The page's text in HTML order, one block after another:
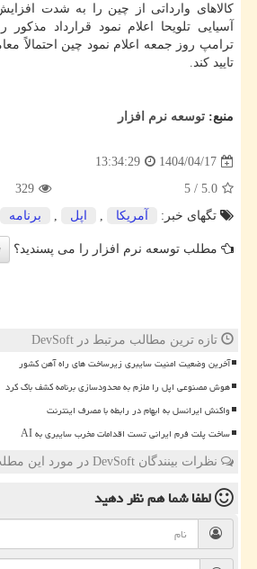
کالاهای وارداتی از چین را به شدت
آسیایی تلویحا اعلام نمود قرارداد مذکور
ترامپ روز جمعه اعلام نمود چین احتمالاً
تایید کند.
منبع: توسعه نرم افزار
1404/04/17
13:34:29
5.0
/
5
329
تگهای خبر:
آمریكا , اپل , برنامه
مطلب توسعه نرم افزار را می پسندید؟
تازه ترین مطالب مرتبط در DevSoft
آخرین وضعیت امنیت سایبری زیرساخت های راه آهن کشور
هوش مصنوعی اپل را ملزم به محدودسازی برنامه کشف باگ کرد
واکنش ایرانسل به ابهام در رابطه با مصرف اینترنت
ساخت پلت فرم ایرانی تست اقدامات مخرب سایبری به AI
نظرات بینندگان DevSoft در مورد این مطلب
لطفا شما همنظر دهید